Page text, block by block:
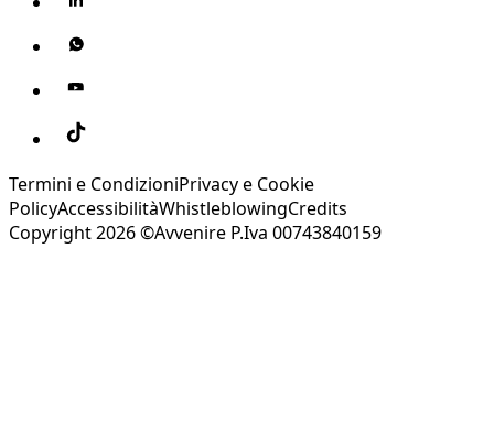
Termini e CondizioniPrivacy e Cookie
PolicyAccessibilitàWhistleblowingCredits
Copyright 2026 ©Avvenire P.Iva 00743840159